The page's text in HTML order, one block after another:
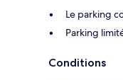
Le parking
Parking
Conditions